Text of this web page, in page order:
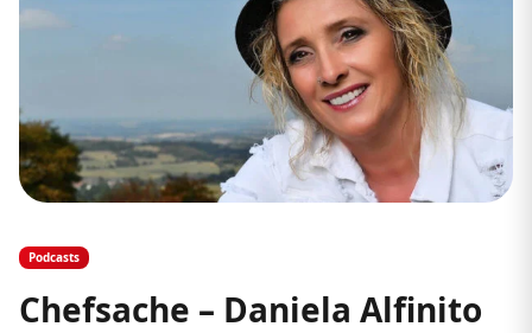
Podcasts
Chefsache – Daniela Alfinito